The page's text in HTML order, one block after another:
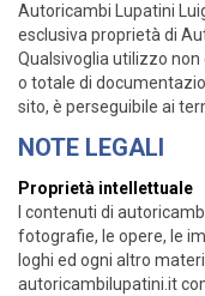
Autoricambi Lupatini
esclusiva proprietà di
Qualsivoglia utilizzo
o totale di
sito, è perseguibile ai
NOTE LEGALI
Proprietà intellettuale
I contenuti di
fotografie, le opere, le
loghi ed ogni altro
autoricambilupatini.it